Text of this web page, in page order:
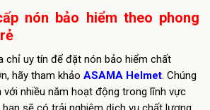
nón bảo hiểm theo phong
chỉ uy tín để đặt nón bảo hiểm chất
hãy tham khảo ASAMA Helmet. Chúng
nhiều năm hoạt động trong lĩnh vực